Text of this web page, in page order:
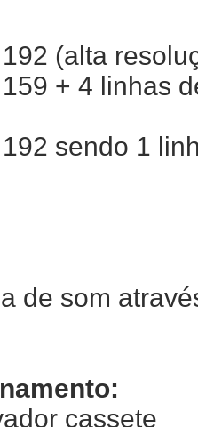
(alta
+ 4 linhas
sendo 1
som
cassete